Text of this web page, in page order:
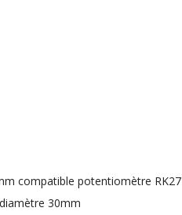
compatible potentiomètre RK27
30mm